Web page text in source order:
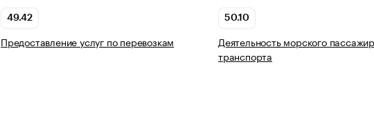
49.42
Предоставление услуг по перевозкам
50.10
Деятельность морского
транспорта